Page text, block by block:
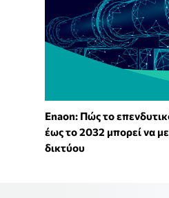
Enaon: Πώς το
έως το 2032 μπορεί να
δικτύου